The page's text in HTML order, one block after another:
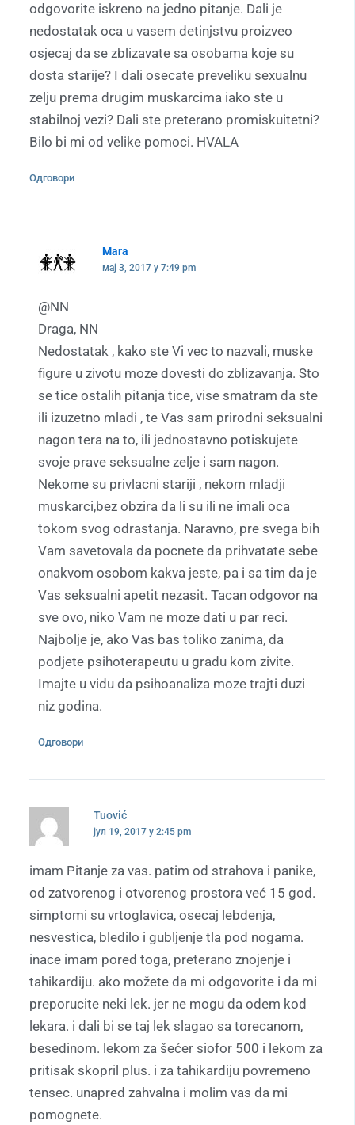
odgovorite iskreno na jedno pitanje. Dali je
nedostatak oca u vasem detinjstvu proizveo
osjecaj da se zblizavate sa osobama koje su
dosta starije? I dali osecate preveliku sexualnu
zelju prema drugim muskarcima iako ste u
stabilnoj vezi? Dali ste preterano promiskuitetni?
Bilo bi mi od velike pomoci. HVALA
Одговори
Mara
мај 3, 2017 у 7:49 pm
@NN
Draga, NN
Nedostatak , kako ste Vi vec to nazvali, muske
figure u zivotu moze dovesti do zblizavanja. Sto
se tice ostalih pitanja tice, vise smatram da ste
ili izuzetno mladi , te Vas sam prirodni seksualni
nagon tera na to, ili jednostavno potiskujete
svoje prave seksualne zelje i sam nagon.
Nekome su privlacni stariji , nekom mladji
muskarci,bez obzira da li su ili ne imali oca
tokom svog odrastanja. Naravno, pre svega bih
Vam savetovala da pocnete da prihvatate sebe
onakvom osobom kakva jeste, pa i sa tim da je
Vas seksualni apetit nezasit. Tacan odgovor na
sve ovo, niko Vam ne moze dati u par reci.
Najbolje je, ako Vas bas toliko zanima, da
podjete psihoterapeutu u gradu kom zivite.
Imajte u vidu da psihoanaliza moze trajti duzi
niz godina.
Одговори
Tuović
јул 19, 2017 у 2:45 pm
imam Pitanje za vas. patim od strahova i panike,
od zatvorenog i otvorenog prostora već 15 god.
simptomi su vrtoglavica, osecaj lebdenja,
nesvestica, bledilo i gubljenje tla pod nogama.
inace imam pored toga, preterano znojenje i
tahikardiju. ako možete da mi odgovorite i da mi
preporucite neki lek. jer ne mogu da odem kod
lekara. i dali bi se taj lek slagao sa torecanom,
besedinom. lekom za šećer siofor 500 i lekom za
pritisak skopril plus. i za tahikardiju povremeno
tensec. unapred zahvalna i molim vas da mi
pomognete.